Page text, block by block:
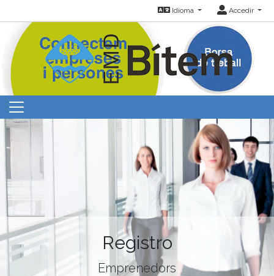
Idioma Accedir
Registro
Emprenedors